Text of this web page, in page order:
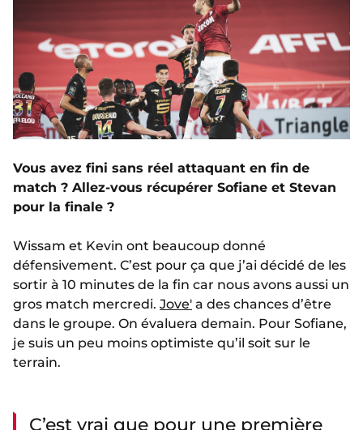
Vous avez fini sans réel attaquant en fin de
match ? Allez-vous récupérer Sofiane et Stevan
pour la finale ?
Wissam et Kevin ont beaucoup donné
défensivement. C’est pour ça que j’ai décidé de les
sortir à 10 minutes de la fin car nous avons aussi un
gros match mercredi. Jove' a des chances d’être
dans le groupe. On évaluera demain. Pour Sofiane,
je suis un peu moins optimiste qu’il soit sur le
terrain.
C’est vrai que pour une première